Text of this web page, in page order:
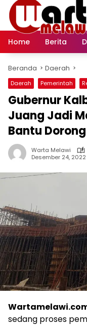
Langsung
konten
Home
Berita
Beranda Daerah
Daerah Pemerintah
Gubernur
Juang Jadi
Bantu Dorong
Warta Melawi
Desember 24, 2022
sedang proses